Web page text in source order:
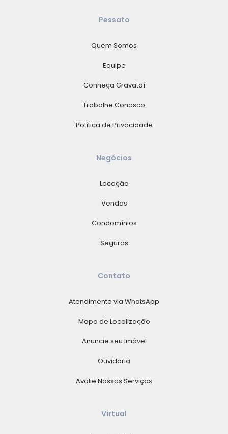
Pessato
Quem Somos
Equipe
Conheça Gravataí
Trabalhe Conosco
Política de Privacidade
Negócios
Locação
Vendas
Condomínios
Seguros
Contato
Atendimento via WhatsApp
Mapa de Localização
Anuncie seu Imóvel
Ouvidoria
Avalie Nossos Serviços
Virtual